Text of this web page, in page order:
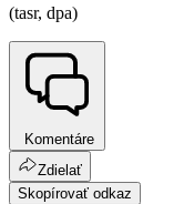
(tasr, dpa)
Komentáre
Zdielať
Skopírovať odkaz